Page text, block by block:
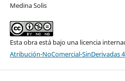
Medina Solis
Esta obra está bajo una licencia
Atribución-NoComercial-SinDerivadas